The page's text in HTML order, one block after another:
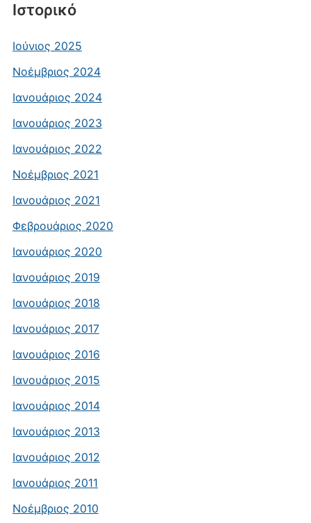
Ιστορικό
Ιούνιος 2025
Νοέμβριος 2024
Ιανουάριος 2024
Ιανουάριος 2023
Ιανουάριος 2022
Νοέμβριος 2021
Ιανουάριος 2021
Φεβρουάριος 2020
Ιανουάριος 2020
Ιανουάριος 2019
Ιανουάριος 2018
Ιανουάριος 2017
Ιανουάριος 2016
Ιανουάριος 2015
Ιανουάριος 2014
Ιανουάριος 2013
Ιανουάριος 2012
Ιανουάριος 2011
Νοέμβριος 2010